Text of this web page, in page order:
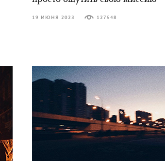
19 ИЮНЯ 2023 127548